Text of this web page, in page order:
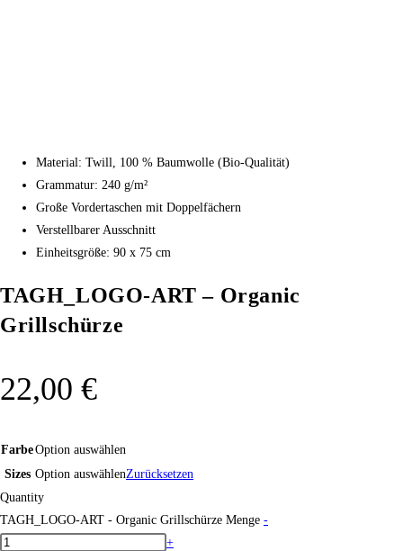
Material: Twill, 100 % Baumwolle (Bio-Qualität)
Grammatur: 240 g/m²
Große Vordertaschen mit Doppelfächern
Verstellbarer Ausschnitt
Einheitsgröße: 90 x 75 cm
TAGH_LOGO-ART – Organic
Grillschürze
22,00 €
FarbeOption auswählen
Sizes Option auswählenZurücksetzen
Quantity
TAGH_LOGO-ART - Organic Grillschürze Menge -
+